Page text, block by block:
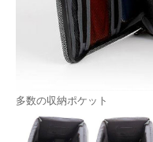
多数の収納ポケット